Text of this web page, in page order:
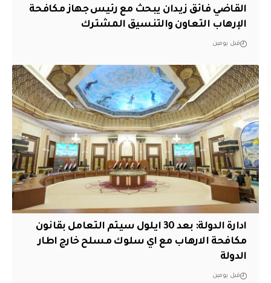
القاضي فائق زيدان يبحث مع رئيس جهاز مكافحة
الإرهاب التعاون والتنسيق المشترك
قبل يومين
ادارة الدولة: بعد 30 ايلول سيتم التعامل بقانون
مكافحة الارهاب مع اي سلوك مسلح خارج اطار
الدولة
قبل يومين